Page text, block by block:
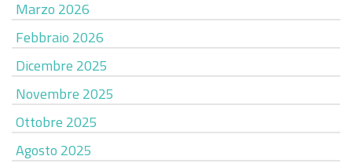
Marzo 2026
Febbraio 2026
Dicembre 2025
Novembre 2025
Ottobre 2025
Agosto 2025